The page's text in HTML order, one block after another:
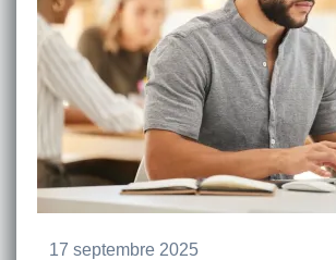
17 septembre 2025